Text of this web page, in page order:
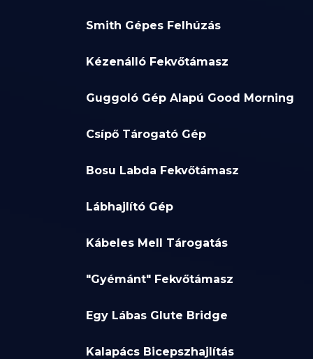
Smith Gépes Felhúzás
Kézenálló Fekvőtámasz
Guggoló Gép Alapú Good Morning
Csípő Tárogató Gép
Bosu Labda Fekvőtámasz
Lábhajlító Gép
Kábeles Mell Tárogatás
"Gyémánt" Fekvőtámasz
Egy Lábas Glute Bridge
Kalapács Bicepszhajlítás